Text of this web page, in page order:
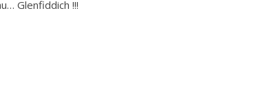
Glenfiddich !!!